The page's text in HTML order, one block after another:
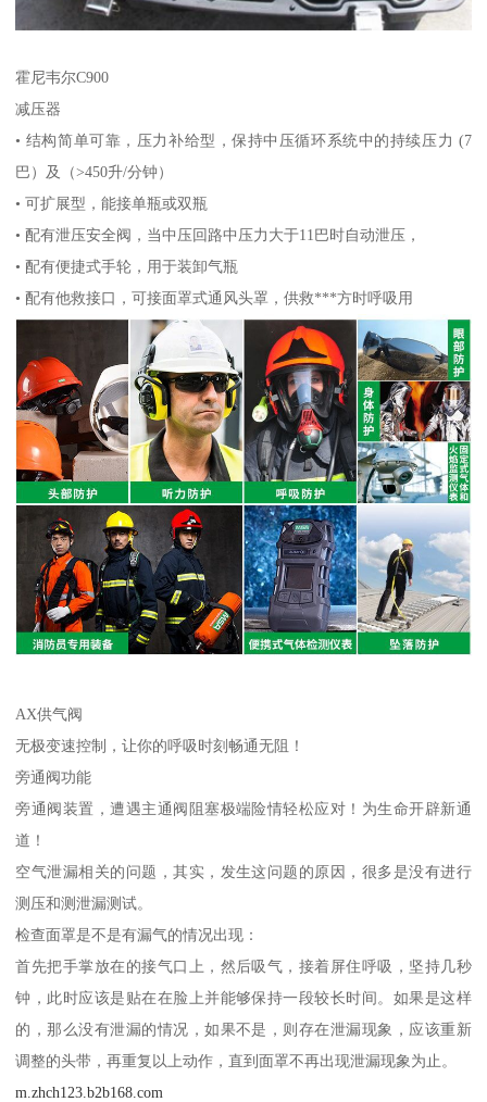
霍尼韦尔C900
减压器
• 结构简单可靠，压力补给型，保持中压循环系统中的持续压力 (7
巴）及（>450升/分钟）
• 可扩展型，能接单瓶或双瓶
• 配有泄压安全阀，当中压回路中压力大于11巴时自动泄压，
• 配有便捷式手轮，用于装卸气瓶
• 配有他救接口，可接面罩式通风头罩，供救***方时呼吸用
AX供气阀
无极变速控制，让你的呼吸时刻畅通无阻！
旁通阀功能
旁通阀装置，遭遇主通阀阻塞极端险情轻松应对！为生命开辟新通
道！
空气泄漏相关的问题，其实，发生这问题的原因，很多是没有进行
测压和测泄漏测试。
检查面罩是不是有漏气的情况出现：
首先把手掌放在的接气口上，然后吸气，接着屏住呼吸，坚持几秒
钟，此时应该是贴在在脸上并能够保持一段较长时间。如果是这样
的，那么没有泄漏的情况，如果不是，则存在泄漏现象，应该重新
调整的头带，再重复以上动作，直到面罩不再出现泄漏现象为止。
m.zhch123.b2b168.com